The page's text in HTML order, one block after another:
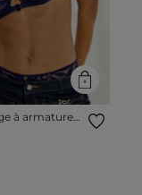
à armatures